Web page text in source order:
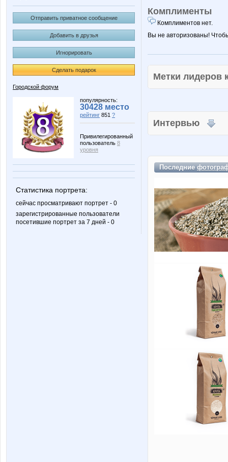
Отправить приватное сообщение
Добавить в друзья
Игнорировать
Сделать подарок
Городской форум
популярность:
30428 место
рейтинг 851 ?
Привилегированный
пользователь 8
уровня
Статистика портрета:
сейчас просматривают портрет - 0
зарегистрированные пользователи
посетившие портрет за 7 дней - 0
Комплименты
Комплиментов нет.
Вы не авторизованы!
Метки
Интервью
Последние